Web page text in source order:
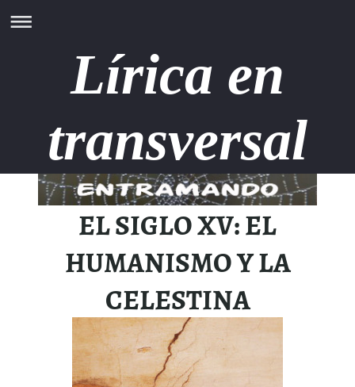
Lírica en
transversal
EL SIGLO XV: EL
HUMANISMO Y LA
CELESTINA